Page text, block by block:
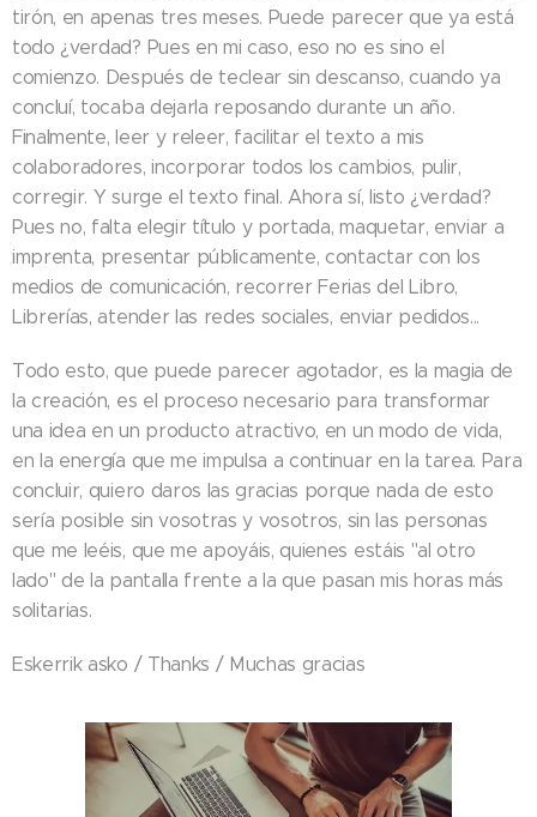
tirón, en apenas tres meses. Puede parecer que ya está
todo ¿verdad? Pues en mi caso, eso no es sino el
comienzo. Después de teclear sin descanso, cuando ya
concluí, tocaba dejarla reposando durante un año.
Finalmente, leer y releer, facilitar el texto a mis
colaboradores, incorporar todos los cambios, pulir,
corregir. Y surge el texto final. Ahora sí, listo ¿verdad?
Pues no, falta elegir título y portada, maquetar, enviar a
imprenta, presentar públicamente, contactar con los
medios de comunicación, recorrer Ferias del Libro,
Librerías, atender las redes sociales, enviar pedidos...
Todo esto, que puede parecer agotador, es la magia de
la creación, es el proceso necesario para transformar
una idea en un producto atractivo, en un modo de vida,
en la energía que me impulsa a continuar en la tarea. Para
concluir, quiero daros las gracias porque nada de esto
sería posible sin vosotras y vosotros, sin las personas
que me leéis, que me apoyáis, quienes estáis "al otro
lado" de la pantalla frente a la que pasan mis horas más
solitarias.
Eskerrik asko / Thanks / Muchas gracias